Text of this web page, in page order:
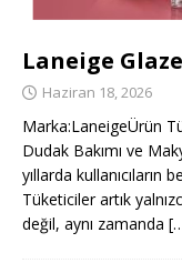
Laneige
Haziran 18, 2026
Marka:LaneigeÜrün
Dudak Bakımı ve
yıllarda
Tüketiciler artık
değil, aynı zamanda